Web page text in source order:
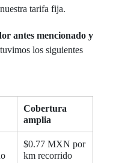
tarifa fija.
antes mencionado y
los siguientes
Cobertura
amplia
$0.77 MXN por
km recorrido